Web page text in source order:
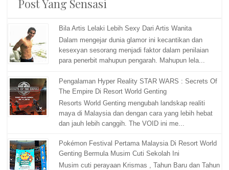
Post Yang Sensasi
Bila Artis Lelaki Lebih Sexy Dari Artis Wanita
Dalam mengejar dunia glamor ini kecantikan dan
kesexyan sesorang menjadi faktor dalam penilaian
para penerbit mahupun pengarah. Mahupun lela...
Pengalaman Hyper Reality STAR WARS : Secrets Of
The Empire Di Resort World Genting
Resorts World Genting mengubah landskap realiti
maya di Malaysia dan dengan cara yang lebih hebat
dan jauh lebih canggih. The VOID ini me...
Pokémon Festival Pertama Malaysia Di Resort World
Genting Bermula Musim Cuti Sekolah Ini
Musim cuti perayaan Krismas , Tahun Baru dan Tahun